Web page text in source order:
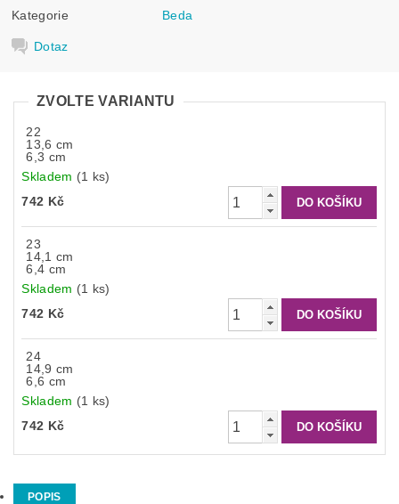
Kategorie Beda
Dotaz
ZVOLTE VARIANTU
22
13,6 cm
6,3 cm
Skladem (1 ks)
742 Kč
23
14,1 cm
6,4 cm
Skladem (1 ks)
742 Kč
24
14,9 cm
6,6 cm
Skladem (1 ks)
742 Kč
POPIS